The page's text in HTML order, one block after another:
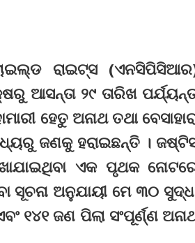
ରାଇଟ୍ସ
ଆସନ୍ତା ୨୯ ତାରିଖ
ହେତୁ ଅନାଥ ତଥା
ଜଣକୁ ହରାଇଛନ୍ତି ।
ଏକ ପୃଥକ
ସୂଚନା ଅନୁଯାୟୀ ମେ ୩୦
୧୪୧ ଜଣ ପିଲା ସଂପୂର୍ଣ୍ଣ